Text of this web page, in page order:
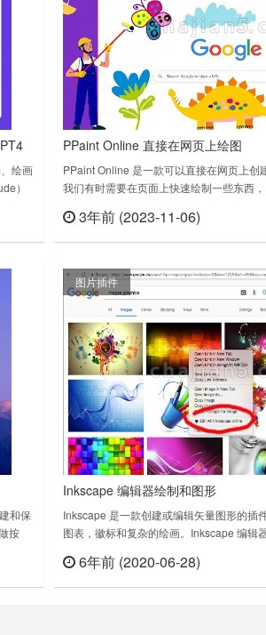
绘画
）
PPaint Online 直接在网页上绘图
PPaint Online 是一款可以直接在网页上创
我们有时需要在页面上快速绘制一些东西
况下，这需要对某一网页进行截图，将其
中，添加我们想添加的东西，保存并将结
3年前 (2023-11-06)
和保
按
、自
图片插件
Inkscape 编辑器绘制和图形
Inkscape 是一款创建或编辑矢量图形的插
图表，徽标和复杂的绘画。Inkscape 编辑
绘画。它是与Linux桌面应用程序Inkscape
Illustrator，Corel Draw，Freeh……
6年前 (2020-06-28)